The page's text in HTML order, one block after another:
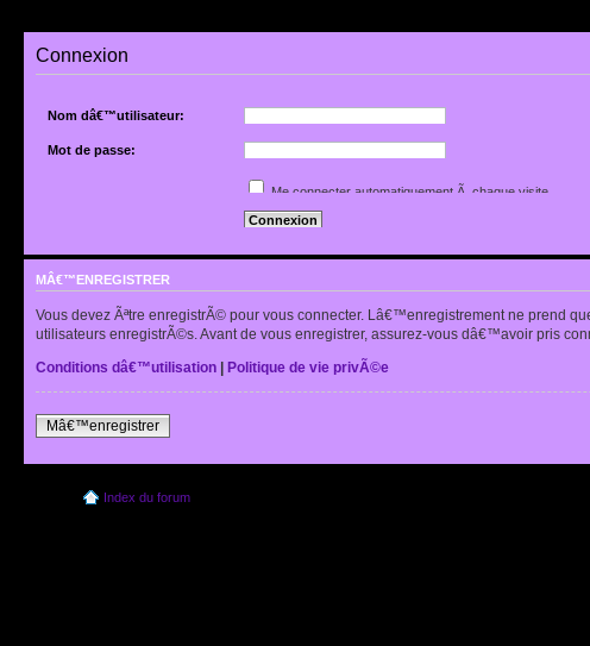
Connexion
Nom dâ€™utilisateur:
Mot de passe:
Renvoyer lâ€™e-mail de confirmation
Me connecter automatiquement Ã chaque visite
Cacher mon statut en ligne pour cette session
MÂ€™ENREGISTRER
Vous devez Ãªtre enregistrÃ© pour vous connecter. Lâ€™enregistrement ne prend
utilisateurs enregistrÃ©s. Avant de vous enregistrer, assurez-vous dâ€™avoir pris
Conditions dâ€™utilisation
Politique de vie privÃ©e
Mâ€™enregistrer
Index du forum